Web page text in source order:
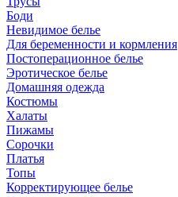
Боди
Невидимое белье
Для беременности и кормления
Постоперационное белье
Эротическое белье
Домашняя одежда
Костюмы
Халаты
Пижамы
Сорочки
Платья
Топы
Корректирующее белье